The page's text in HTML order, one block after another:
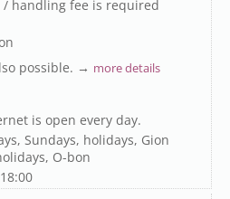
/ handling fee is required
possible. → more details
is open every day.
Sundays, holidays, Gion
O-bon